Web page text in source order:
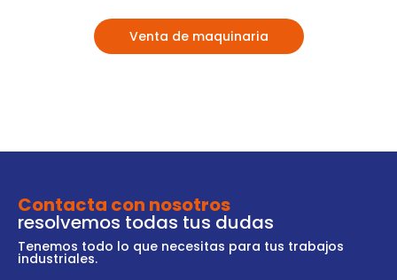
Venta de maquinaria
Contacta con nosotros
resolvemos todas tus dudas
Tenemos todo lo que necesitas para tus trabajos
industriales.